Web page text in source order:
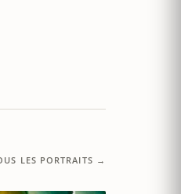
LES PORTRAITS →